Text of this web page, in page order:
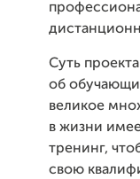
Суть
об
великое
в жизни
тренинг,
свою